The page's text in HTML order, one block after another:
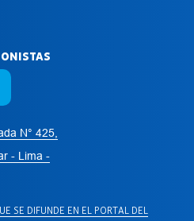
N° 425,
- Lima -
SE DIFUNDE EN EL PORTAL DEL